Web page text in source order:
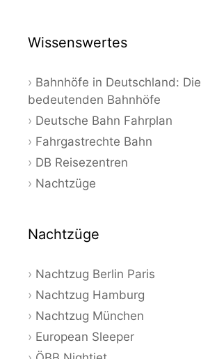
Wissenswertes
Bahnhöfe in Deutschland:
bedeutenden Bahnhöfe
Deutsche Bahn Fahrplan
Fahrgastrechte Bahn
DB Reisezentren
Nachtzüge
Nachtzüge
Nachtzug Berlin Paris
Nachtzug Hamburg
Nachtzug München
European Sleeper